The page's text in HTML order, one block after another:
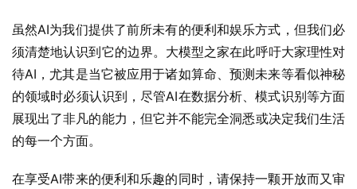
虽然AI为我们提供了前所未有的便利和娱乐方式，但我们必
须清楚地认识到它的边界。大模型之家在此呼吁大家理性对
待AI，尤其是当它被应用于诸如算命、预测未来等看似神秘
的领域时必须认识到，尽管AI在数据分析、模式识别等方面
展现出了非凡的能力，但它并不能完全洞悉或决定我们生活
的每一个方面。
在享受AI带来的便利和乐趣的同时，请保持一颗开放而又审